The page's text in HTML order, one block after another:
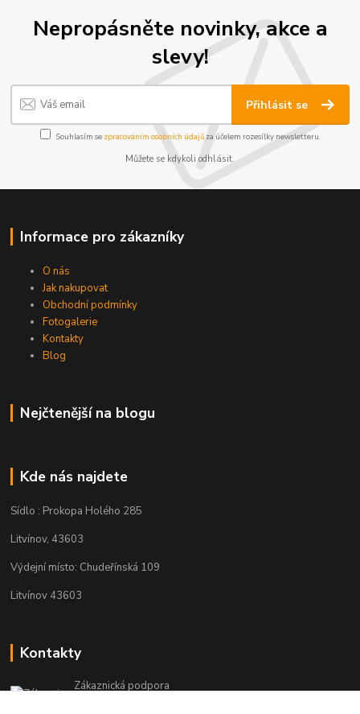
Nepropásněte novinky, akce a
slevy!
Přihlásit se
Souhlasím se zpracováním osobních údajůza účelem rozesílky newsletteru.
Můžete se kdykoli odhlásit.
Informace pro zákazníky
O nás
Jak nakupovat
Obchodní podmínky
Fotogalerie
Kontakty
Blog
Nejčtenější na blogu
Kde nás najdete
Sídlo : Prokopa Holého 285
Litvínov, 43603
Výdejní místo: Chudeřínská 109
Litvínov 43603
Kontakty
Zákaznická podpora